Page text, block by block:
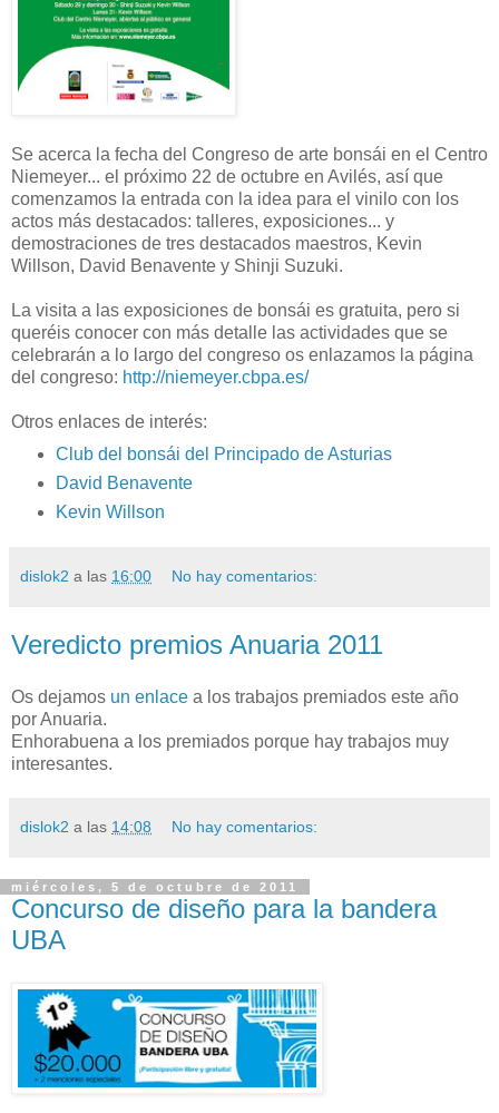
Se acerca la fecha del Congreso de arte bonsái en el Centro
Niemeyer... el próximo 22 de octubre en Avilés, así que
comenzamos la entrada con la idea para el vinilo con los
actos más destacados: talleres, exposiciones... y
demostraciones de tres destacados maestros, Kevin
Willson, David Benavente y Shinji Suzuki.
La visita a las exposiciones de bonsái es gratuita, pero si
queréis conocer con más detalle las actividades que se
celebrarán a lo largo del congreso os enlazamos la página
del congreso: http://niemeyer.cbpa.es/
Otros enlaces de interés:
Club del bonsái del Principado de Asturias
David Benavente
Kevin Willson
dislok2 a las 16:00 No hay comentarios:
Veredicto premios Anuaria 2011
Os dejamos un enlace a los trabajos premiados este año
por Anuaria.
Enhorabuena a los premiados porque hay trabajos muy
interesantes.
dislok2 a las 14:08 No hay comentarios:
miércoles, 5 de octubre de 2011
Concurso de diseño para la bandera
UBA